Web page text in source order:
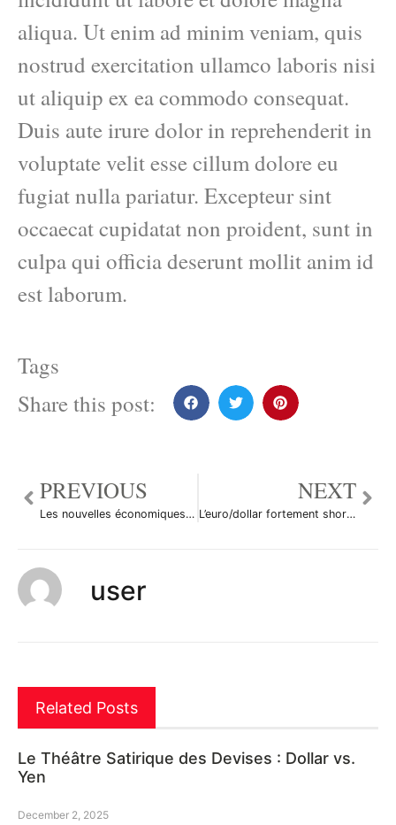
aliqua. Ut enim ad minim veniam, quis
nostrud exercitation ullamco laboris nisi
ut aliquip ex ea commodo consequat.
Duis aute irure dolor in reprehenderit in
voluptate velit esse cillum dolore eu
fugiat nulla pariatur. Excepteur sint
occaecat cupidatat non proident, sunt in
culpa qui officia deserunt mollit anim id
est laborum.
Tags
Share this post:
PREVIOUS
Les nouvelles économiques du marché des changes du 27 avril 2012
NEXT
L’euro/dollar fortement shorté dans les échanges asiatiques
user
Related Posts
Le Théâtre Satirique des Devises : Dollar vs.
Yen
December 2, 2025